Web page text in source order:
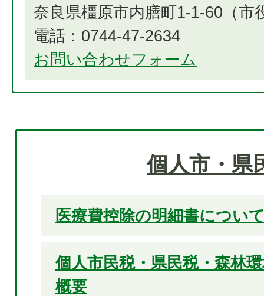
奈良県橿原市内膳町1-1-60（市
電話：0744-47-2634
お問い合わせフォーム
個人市・県
医療費控除の明細書につい
個人市民税・県民税・森林
概要